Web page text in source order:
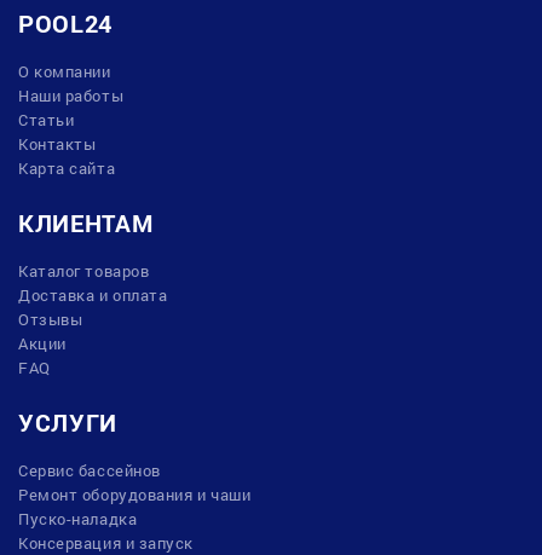
POOL24
О компании
Наши работы
Статьи
Контакты
Карта сайта
КЛИЕНТАМ
Каталог товаров
Доставка и оплата
Отзывы
Акции
FAQ
УСЛУГИ
Сервис бассейнов
Ремонт оборудования и чаши
Пуско-наладка
Консервация и запуск